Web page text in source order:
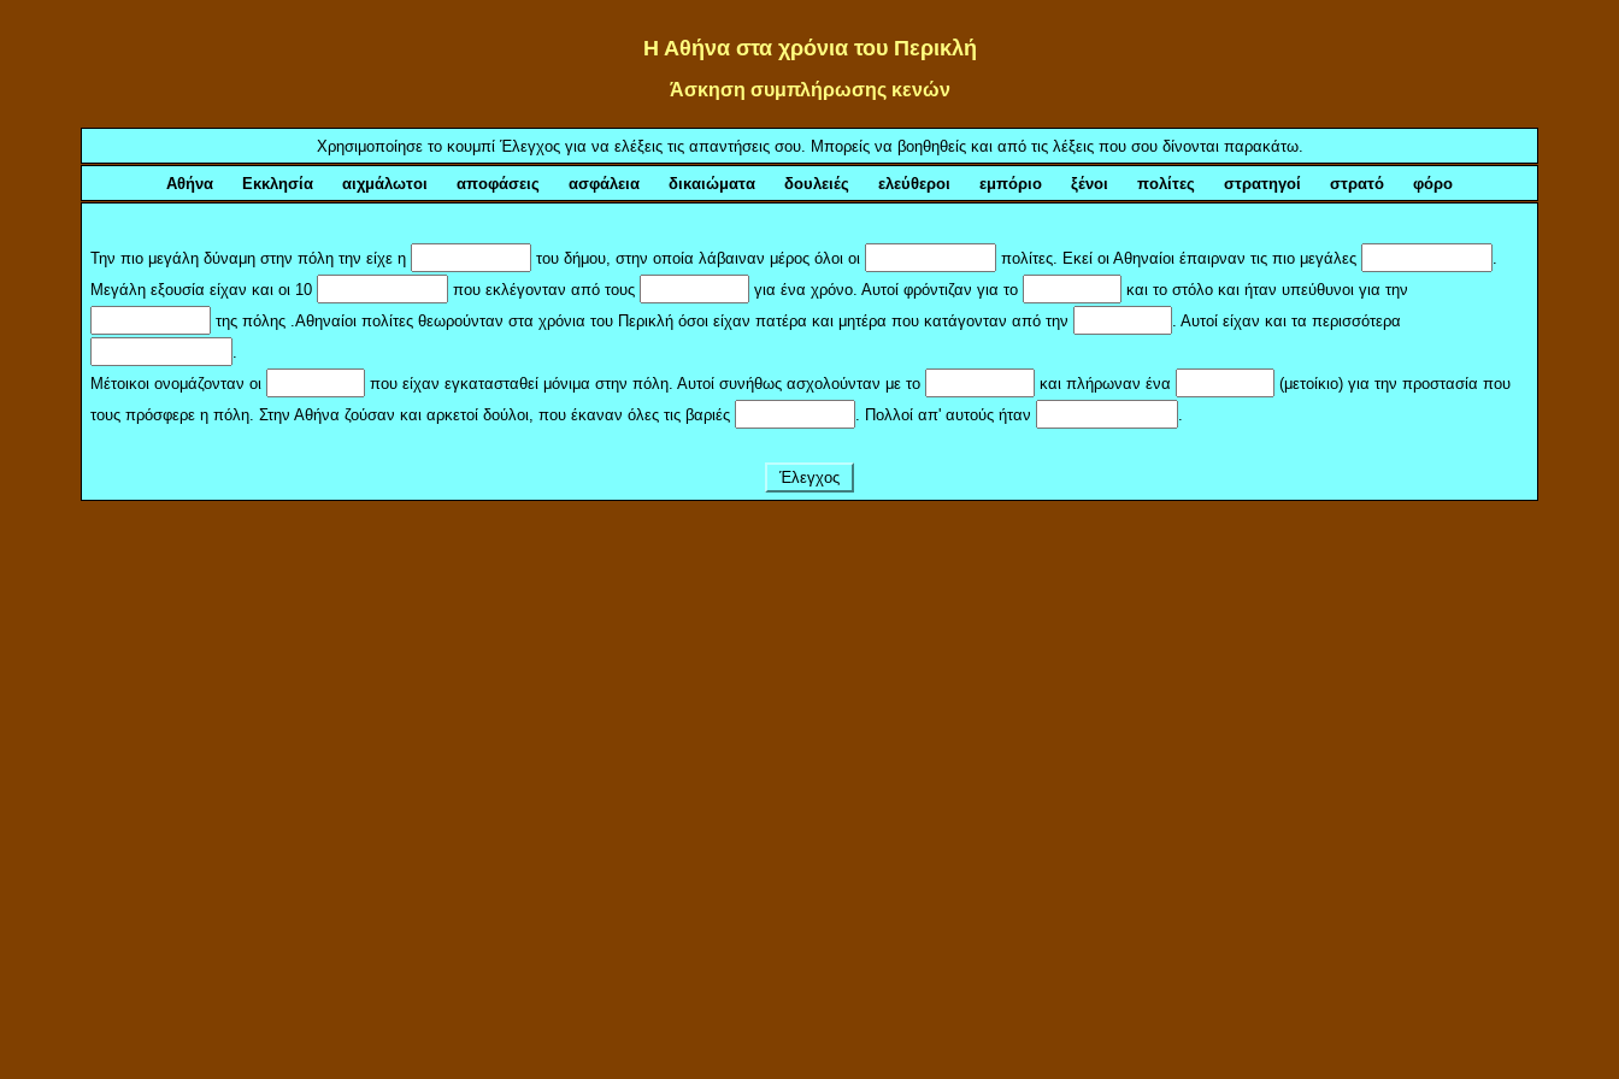
Η Αθήνα στα χρόνια του Περικλή
Άσκηση συμπλήρωσης κενών
Χρησιμοποίησε το κουμπί Έλεγχος για να ελέξεις τις απαντήσεις σου. Μπορείς να βοηθηθείς και από τις λέξεις που σου δίνονται παρακάτω.
Αθήνα Εκκλησία αιχμάλωτοι αποφάσεις ασφάλεια δικαιώματα δουλειές ελεύθεροι εμπόριο ξένοι πολίτες στρατηγοί στρατό φόρο
Την πιο μεγάλη δύναμη στην πόλη την είχε η του δήμου, στην οποία λάβαιναν μέρος όλοι οι πολίτες. Εκεί οι Αθηναίοι έπαιρναν τις πιο μεγάλες
Μεγάλη εξουσία είχαν και οι 10
που εκλέγονταν από τους για ένα χρόνο. Αυτοί φρόντιζαν για το
και το στόλο και ήταν υπεύθυνοι για την
της πόλης .Αθηναίοι πολίτες θεωρούνταν στα χρόνια του Περικλή όσοι είχαν πατέρα και μητέρα που κατάγονταν από την
. Αυτοί είχαν και τα περισσότερα
Μέτοικοι ονομάζονταν οι
που είχαν εγκατασταθεί μόνιμα στην πόλη. Αυτοί συνήθως ασχολούνταν με το και πλήρωναν ένα
(μετοίκιο) για την προστασία που
τους πρόσφερε η πόλη. Στην Αθήνα ζούσαν και αρκετοί δούλοι, που έκαναν όλες τις βαριές
. Πολλοί απ' αυτούς ήταν
Έλεγχος